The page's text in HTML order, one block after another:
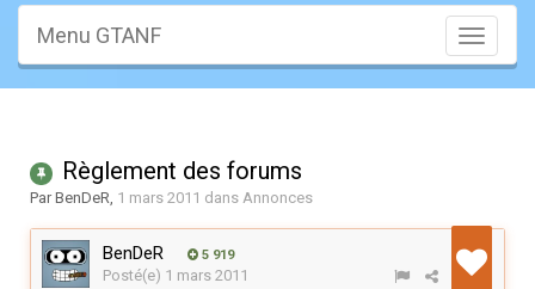
Toggle
Menu GTANF
Règlement des forums
ParBenDeR, 1 mars 2011 dans Annonces
BenDeR 5 919
Posté(e) 1 mars 2011